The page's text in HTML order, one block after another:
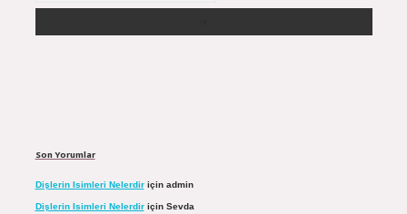
Son Yorumlar
Dişlerin Isimleri Nelerdiriçin admin
Dişlerin Isimleri Nelerdiriçin Sevda